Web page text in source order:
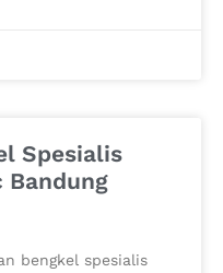
Spesialis
Bandung
bengkel spesialis